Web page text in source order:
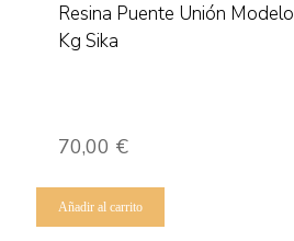
Resina Puente Unión
Kg Sika
70,00 €
Añadir al carrito